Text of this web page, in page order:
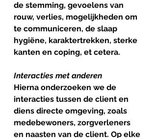
de stemming, gevoelens van
rouw, verlies, mogelijkheden om
te communiceren, de slaap
hygiëne, karaktertrekken, sterke
kanten en coping, et cetera.
Interacties met anderen
Hierna onderzoeken we de
interacties tussen de client en
diens directe omgeving, zoals
medebewoners, zorgverleners
en naasten van de client. Op elke